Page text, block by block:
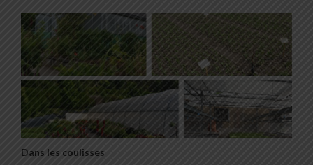
Dans les coulisses